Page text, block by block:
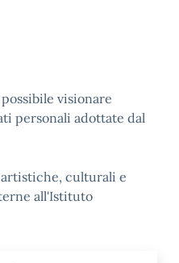
visionare
personali adottate dal
culturali e
all'Istituto